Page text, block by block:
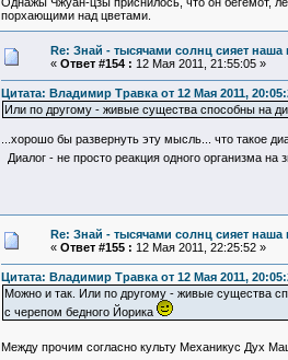
порхающими над цветами.
Re: Знай - тысячами солнц сияет наша
« Ответ #154 : 12 Мая 2011, 21:55:05 »
Цитата: Владимир Травка от 12 Мая 2011,
Или по другому - живые существа способны на
...хорошо бы развернуть эту мысль... что такое
Диалог - не просто реакция одного организма на
Re: Знай - тысячами солнц сияет наша
« Ответ #155 : 12 Мая 2011, 22:25:52 »
Цитата: Владимир Травка от 12 Мая 2011,
Можно и так. Или по другому - живые существа
с черепом бедного Йорика
Между прочим согласно культу Механикус Дух